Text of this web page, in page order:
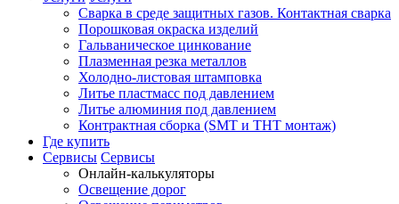
Сварка в среде защитных газов. Контактная сварка
Порошковая окраска изделий
Гальваническое цинкование
Плазменная резка металлов
Холодно-листовая штамповка
Литье пластмасс под давлением
Литье алюминия под давлением
Контрактная сборка (SMT и THT монтаж)
Где купить
Сервисы Сервисы
Онлайн-калькуляторы
Освещение дорог